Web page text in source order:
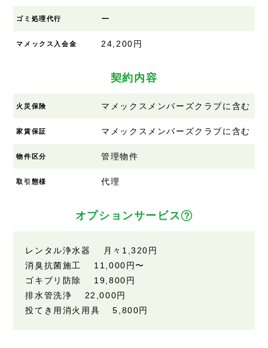
ゴミ処理代行 ー
マメックス入会金 24,200円
契約内容
火災保険 マメックスメンバーズクラブに含む
家賃保証 マメックスメンバーズクラブに含む
物件区分 管理物件
取引態様 代理
オプションサービス
レンタル浄水器 月々1,320円
消臭抗菌施工 11,000円〜
ゴキブリ防除 19,800円
排水管洗浄 22,000円
投てき用消火用具 5,800円